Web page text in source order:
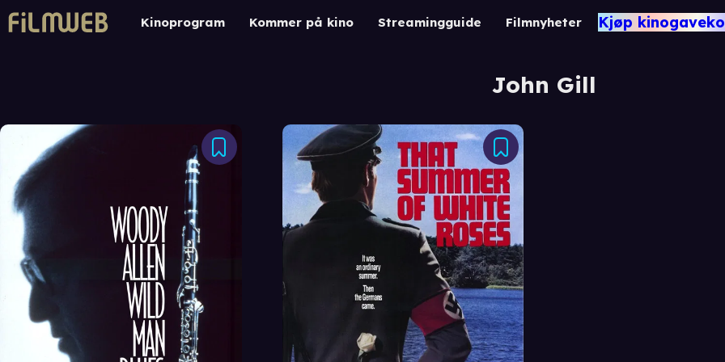
Kinoprogram Kommer på kino Streamingguide Filmnyheter Kjøp
John Gill